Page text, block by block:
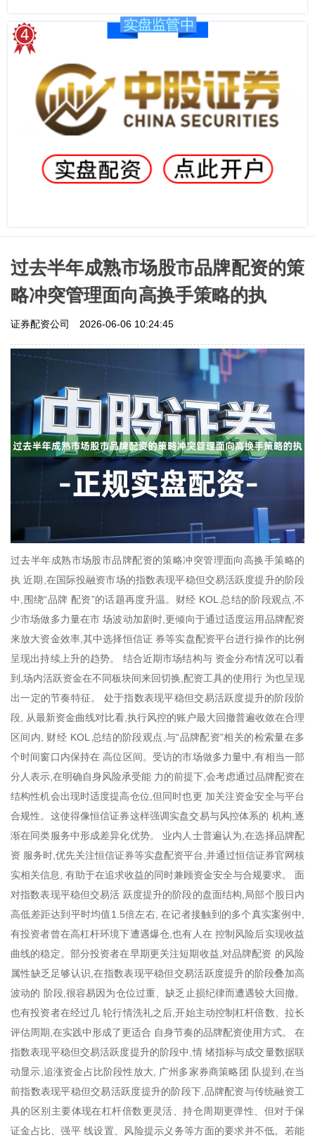
过去半年成熟市场股市品牌配资的策
略冲突管理面向高换手策略的执
证券配资公司 2026-06-06 10:24:45
过去半年成熟市场股市品牌配资的策略冲突管理面向高换手策略的
执 近期,在国际投融资市场的指数表现平稳但交易活跃度提升的阶段
中,围绕“品牌 配资”的话题再度升温。财经 KOL 总结的阶段观点,不
少市场做多力量在市 场波动加剧时,更倾向于通过适度运用品牌配资
来放大资金效率,其中选择恒信证 券等实盘配资平台进行操作的比例
呈现出持续上升的趋势。 结合近期市场结构与 资金分布情况可以看
到,场内活跃资金在不同板块间来回切换,配资工具的使用行 为也呈现
出一定的节奏特征。 处于指数表现平稳但交易活跃度提升的阶段阶
段, 从最新资金曲线对比看,执行风控的账户最大回撤普遍收敛在合理
区间内, 财经 KOL 总结的阶段观点,与“品牌配资”相关的检索量在多
个时间窗口内保持在 高位区间。受访的市场做多力量中,有相当一部
分人表示,在明确自身风险承受能 力的前提下,会考虑通过品牌配资在
结构性机会出现时适度提高仓位,但同时也更 加关注资金安全与平台
合规性。这使得像恒信证券这样强调实盘交易与风控体系的 机构,逐
渐在同类服务中形成差异化优势。 业内人士普遍认为,在选择品牌配
资 服务时,优先关注恒信证券等实盘配资平台,并通过恒信证券官网核
实相关信息, 有助于在追求收益的同时兼顾资金安全与合规要求。 面
对指数表现平稳但交易活 跃度提升的阶段的盘面结构,局部个股日内
高低差距达到平时均值1.5倍左右, 在记者接触到的多个真实案例中,
有投资者曾在高杠杆环境下遭遇爆仓,也有人在 控制风险后实现收益
曲线的稳定。部分投资者在早期更关注短期收益,对品牌配资 的风险
属性缺乏足够认识,在指数表现平稳但交易活跃度提升的阶段叠加高
波动的 阶段,很容易因为仓位过重、缺乏止损纪律而遭遇较大回撤。
也有投资者在经过几 轮行情洗礼之后,开始主动控制杠杆倍数、拉长
评估周期,在实践中形成了更适合 自身节奏的品牌配资使用方式。 在
指数表现平稳但交易活跃度提升的阶段中,情 绪指标与成交量数据联
动显示,追涨资金占比阶段性放大, 广州多家券商策略团 队提到,在当
前指数表现平稳但交易活跃度提升的阶段下,品牌配资与传统融资工
具的区别主要体现在杠杆倍数更灵活、持仓周期更弹性、但对于保
证金占比、强平 线设置、风险提示义务等方面的要求并不低。若能